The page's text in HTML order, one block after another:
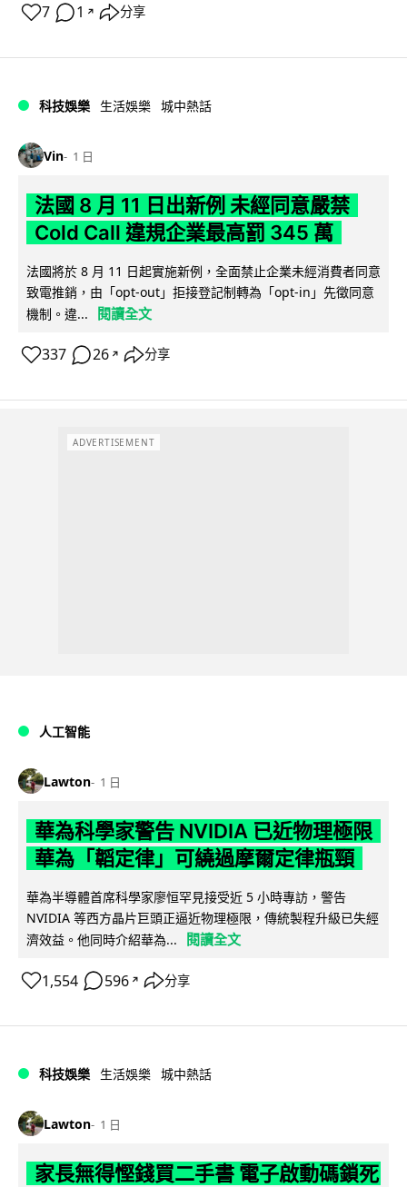
7 1 ↗ 分享
科技娛樂 生活娛樂 城中熱話
Vin 1 日
法國 8 月 11 日出新例 未經同意嚴禁
Cold Call 違規企業最高罰 345 萬
法國將於 8 月 11 日起實施新例，全面禁止企業未經消費者同意
致電推銷，由「opt-out」拒接登記制轉為「opt-in」先徵同意
機制。違...
閱讀全文
337 26 ↗ 分享
ADVERTISEMENT
人工智能
Lawton 1 日
華為科學家警告 NVIDIA 已近物理極限
華為「韜定律」可繞過摩爾定律瓶頸
華為半導體首席科學家廖恒罕見接受近 5 小時專訪，警告
NVIDIA 等西方晶片巨頭正逼近物理極限，傳統製程升級已失經
濟效益。他同時介紹華為...
閱讀全文
1,554 596 ↗ 分享
科技娛樂 生活娛樂 城中熱話
Lawton 1 日
家長無得慳錢買二手書 電子啟動碼鎖死